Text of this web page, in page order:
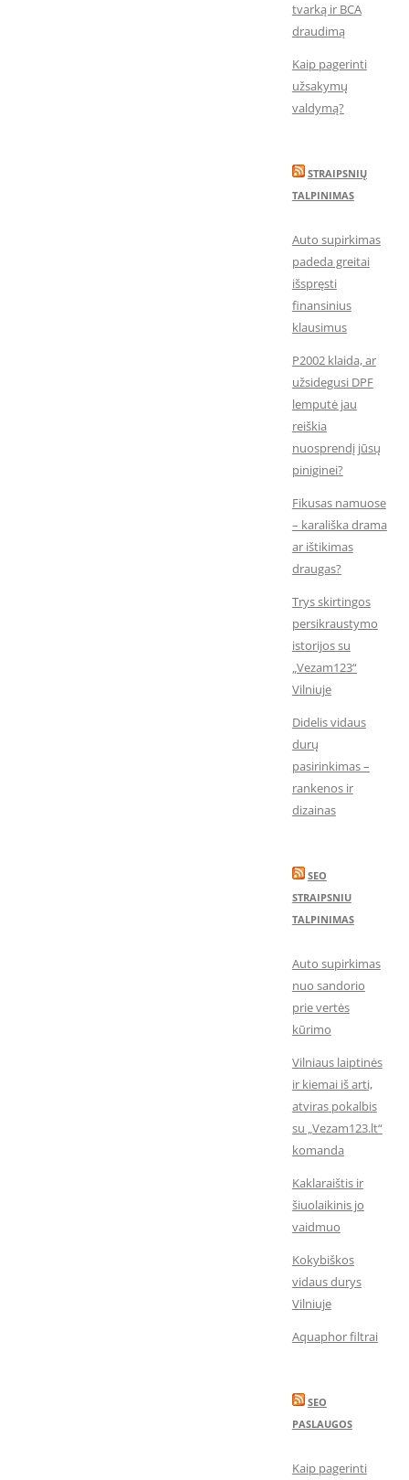
tvarką ir BCA
draudimą
Kaip pagerinti
užsakymų
valdymą?
STRAIPSNIŲ
TALPINIMAS
Auto supirkimas
padeda greitai
išspręsti
finansinius
klausimus
P2002 klaida, ar
užsidegusi DPF
lemputė jau
reiškia
nuosprendį jūsų
piniginei?
Fikusas namuose
– karališka drama
ar ištikimas
draugas?
Trys skirtingos
persikraustymo
istorijos su
„Vezam123“
Vilniuje
Didelis vidaus
durų
pasirinkimas –
rankenos ir
dizainas
SEO
STRAIPSNIU
TALPINIMAS
Auto supirkimas
nuo sandorio
prie vertės
kūrimo
Vilniaus laiptinės
ir kiemai iš arti,
atviras pokalbis
su „Vezam123.lt“
komanda
Kaklaraištis ir
šiuolaikinis jo
vaidmuo
Kokybiškos
vidaus durys
Vilniuje
Aquaphor filtrai
SEO
PASLAUGOS
Kaip pagerinti